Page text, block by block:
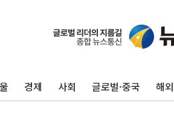
경제 사회 글로벌·중국 해